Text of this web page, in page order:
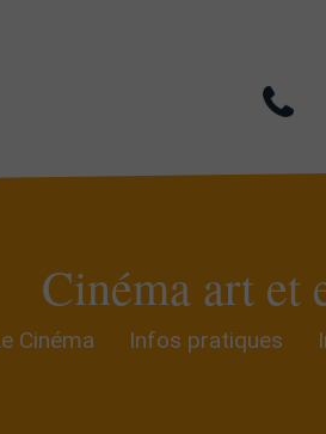
Cinéma art et
Cinéma Infos pratiques